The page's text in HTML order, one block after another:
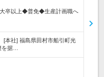
卒以上◆普免◆生産計画職へ
[本社] 福島県田村市船引町光
据…